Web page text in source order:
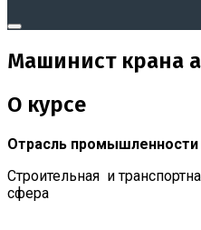
Машинист крана
О курсе
Отрасль промышленности
Строительная и
сфера